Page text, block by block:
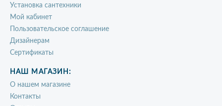
Установка сантехники
Мой кабинет
Пользовательское соглашение
Дизайнерам
Сертификаты
НАШ МАГАЗИН:
О нашем магазине
Контакты